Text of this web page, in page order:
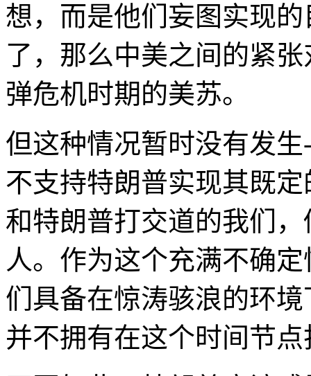
想，而是他们妄图实现
了，那么中美之间的紧
弹危机时期的美苏。
但这种情况暂时没有发
不支持特朗普实现其既
和特朗普打交道的我们
人。作为这个充满不确
们具备在惊涛骇浪的环
并不拥有在这个时间节